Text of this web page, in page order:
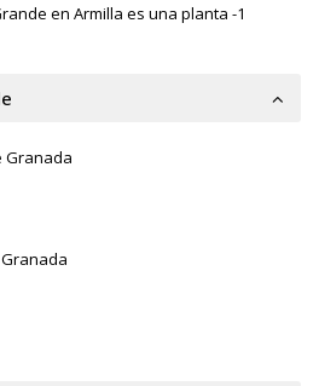
en Armilla es una planta -1
Granada